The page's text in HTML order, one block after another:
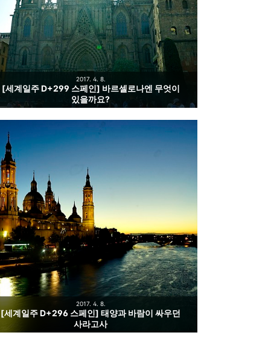
[세계일주 D+299 스페인] 바르셀로나엔 무엇이
있을까요?
2017. 4. 8.
[세계일주 D+296 스페인] 태양과 바람이 싸우던
사라고사
2017. 4. 8.